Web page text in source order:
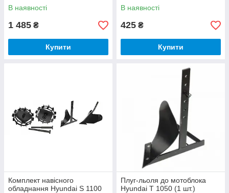
В наявності
1 485 ₴
Купити
В наявності
425 ₴
Купити
Комплект навісного
обладнання Hyundai S 1100
Плуг-льоля до мотоблока
Hyundai T 1050 (1 шт.)